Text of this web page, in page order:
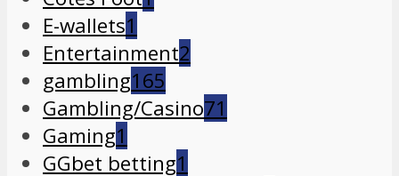
E-wallets1
Entertainment2
gambling165
Gambling/Casino71
Gaming1
GGbet betting1